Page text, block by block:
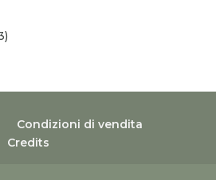
Condizioni di vendita
Credits